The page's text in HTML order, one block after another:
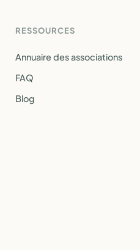
RESSOURCES
Annuaire des associations
FAQ
Blog